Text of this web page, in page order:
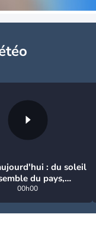
: du soleil
du pays,
au sud-est
00h00